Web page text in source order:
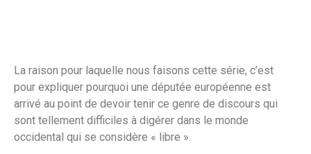
La raison pour laquelle nous faisons cette série, c’est
pour expliquer pourquoi une députée européenne est
arrivé au point de devoir tenir ce genre de discours qui
sont tellement difficiles à digérer dans le monde
occidental qui se considère « libre ».